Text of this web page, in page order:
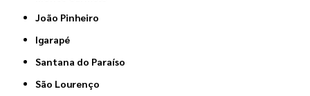
João Pinheiro
Igarapé
Santana do Paraíso
São Lourenço